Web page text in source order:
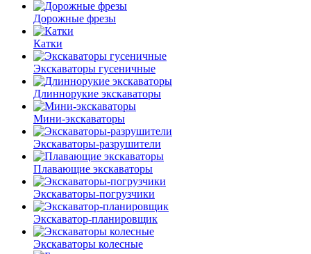
Дорожные фрезы
Катки
Экскаваторы гусеничные
Длиннорукие экскаваторы
Мини-экскаваторы
Экскаваторы-разрушители
Плавающие экскаваторы
Экскаваторы-погрузчики
Экскаватор-планировщик
Экскаваторы колесные